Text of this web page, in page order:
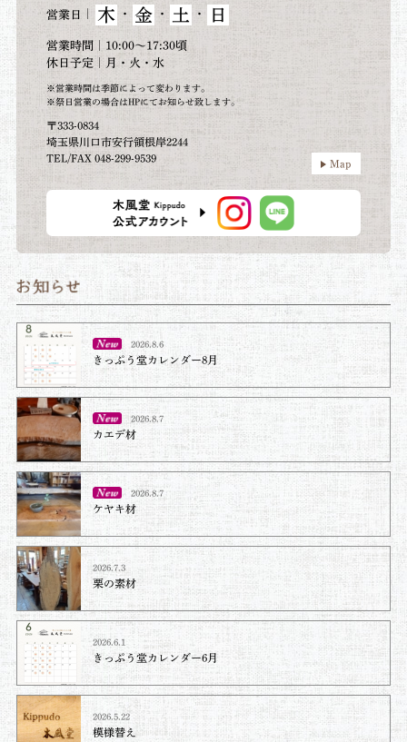
営業日 木 ・ 金 ・ 土 ・ 日
営業時間｜10:00～17:30頃
休日予定｜月・火・水
※営業時間は季節によって変わります。
※祭日営業の場合はHPにてお知らせ致します。
〒333-0834
埼玉県川口市安行領根岸2244
TEL/FAX 048-299-9539
Map
2026.8.6
きっぷう堂カレンダー8月
2026.8.7
カエデ材
2026.8.7
ケヤキ材⁡
2026.7.3
栗の素材
2026.6.1
きっぷう堂カレンダー6月
2026.5.22
模様替え